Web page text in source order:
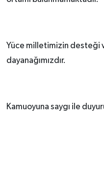
Yüce milletimizin desteği
dayanağımızdır.
Kamuoyuna saygı ile